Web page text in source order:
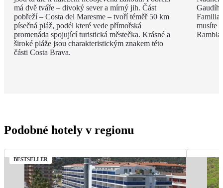
má dvě tváře – divoký sever a mírný jih. Část
pobřeží – Costa del Maresme – tvoří téměř 50 km
písečná pláž, podél které vede přímořská
promenáda spojující turistická městečka. Krásné a
široké pláže jsou charakteristickým znakem této
části Costa Brava.
Familia
musíte
Podobné hotely v regionu
BESTSELLER